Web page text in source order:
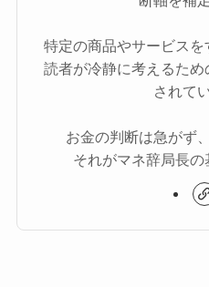
特定の商品やサービスを
読者が冷静に考えるた
されて
お金の判断は急がず
それがマネ辞局長の